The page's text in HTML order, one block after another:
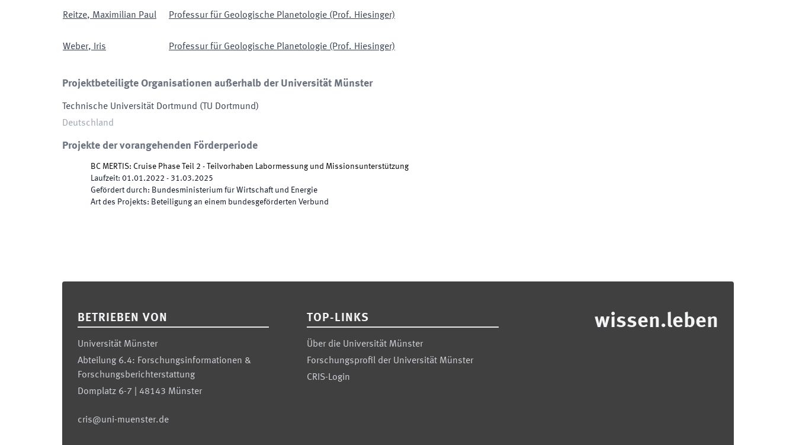
Reitze, Maximilian Paul Professur für Geologische Planetologie (Prof. Hiesinger)
Weber, Iris Professur für Geologische Planetologie (Prof. Hiesinger)
Projektbeteiligte Organisationen außerhalb der Universität Münster
Technische Universität Dortmund ( TU Dortmund)
Deutschland
Projekte der vorangehenden Förderperiode
BC MERTIS: Cruise Phase Teil 2 - Teilvorhaben Labormessung und Missionsunterstützung
Laufzeit: 01.01.2022 - 31.03.2025
Gefördert durch: Bundesministerium für Wirtschaft und Energie
Art des Projekts: Beteiligung an einem bundesgeförderten Verbund
BETRIEBEN VON
Universität Münster
Abteilung 6.4: Forschungsinformationen &
Forschungsberichterstattung
Domplatz 6-7 | 48143 Münster
cris@uni-muenster.de
TOP-LINKS
Über die Universität Münster
Forschungsprofil der Universität Münster
CRIS-Login
wissen.leben